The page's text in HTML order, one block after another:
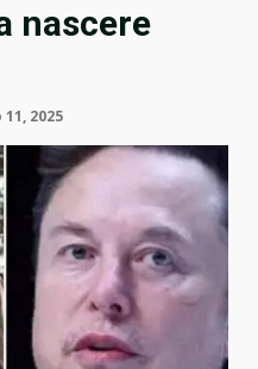
nascere
2025